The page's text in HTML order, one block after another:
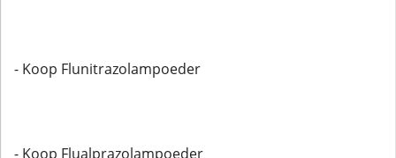
- Koop Flunitrazolampoeder
- Koop Flualprazolampoeder